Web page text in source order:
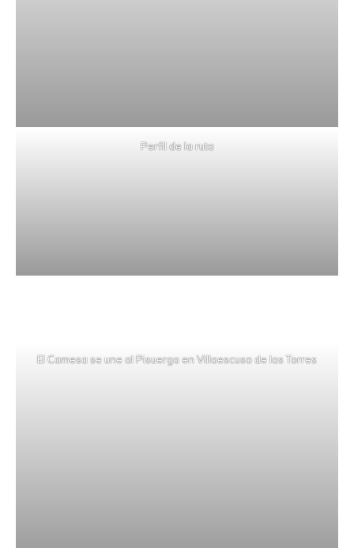
Perfil de la ruta
El Camesa se une al Pisuerga en Villaescusa de las Torres